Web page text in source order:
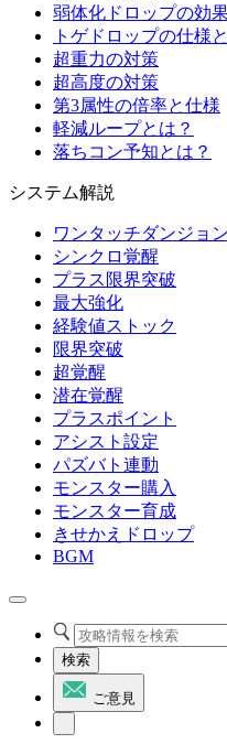
弱体化ドロップの効
トゲドロップの仕様
超重力の対策
超高度の対策
第3属性の倍率と仕様
軽減ループとは？
落ちコン予知とは？
システム解説
ワンタッチダンジョン
シンクロ覚醒
プラス限界突破
最大強化
経験値ストック
限界突破
超覚醒
潜在覚醒
プラスポイント
アシスト設定
パズバト連動
モンスター購入
モンスター育成
きせかえドロップ
BGM
検索
ご意見